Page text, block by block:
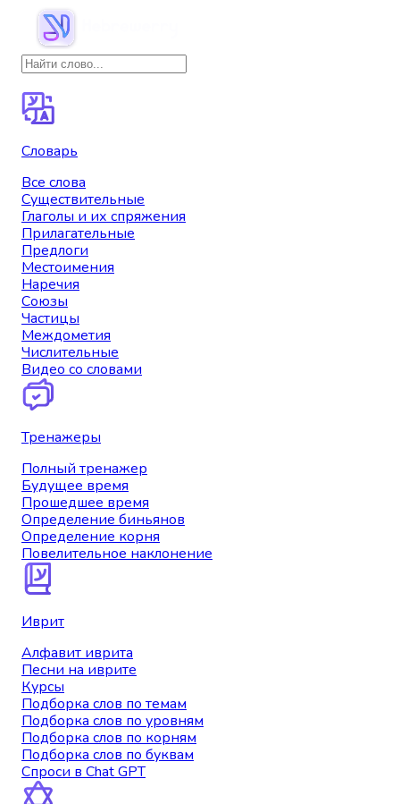
Словарь
Все слова
Существительные
Глаголы и их спряжения
Прилагательные
Предлоги
Местоимения
Наречия
Союзы
Частицы
Междометия
Числительные
Видео со словами
Тренажеры
Полный тренажер
Будущее время
Прошедшее время
Определение биньянов
Определение корня
Повелительное наклонение
Иврит
Алфавит иврита
Песни на иврите
Курсы
Подборка слов по темам
Подборка слов по уровням
Подборка слов по корням
Подборка слов по буквам
Спроси в Chat GPT